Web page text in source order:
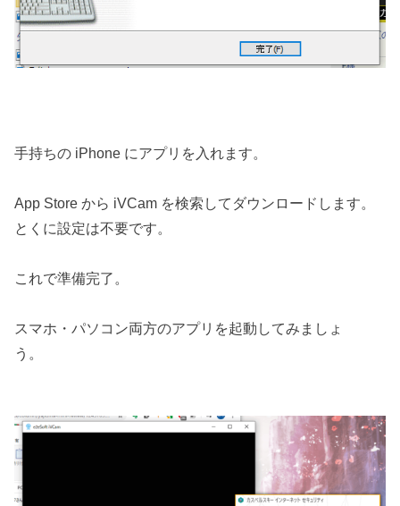
手持ちの iPhone にアプリを入れます。
App Store から iVCam を検索してダウンロードします。
とくに設定は不要です。
これで準備完了。
スマホ・パソコン両方のアプリを起動してみましょ
う。